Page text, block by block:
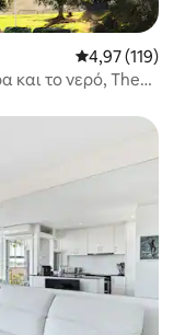
Μέση
4,97 (119)
και το νερό, The